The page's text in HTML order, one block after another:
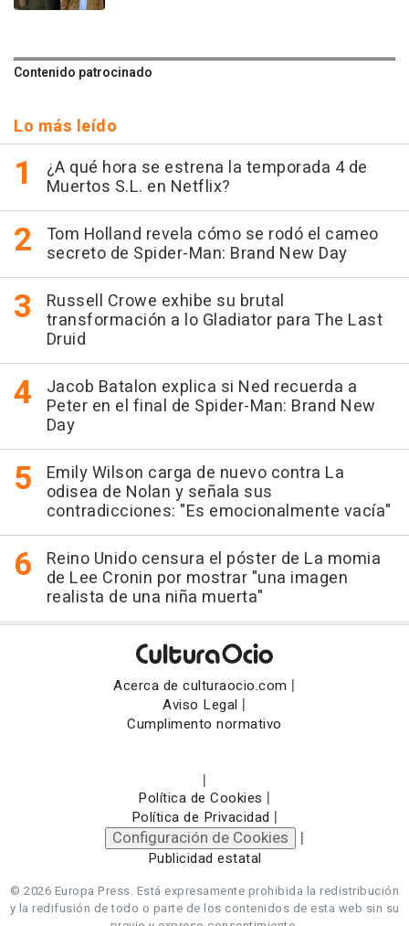
Contenido patrocinado
Lo más leído
¿A qué hora se estrena la temporada 4 de
Muertos S.L. en Netflix?
Tom Holland revela cómo se rodó el cameo
secreto de Spider-Man: Brand New Day
Russell Crowe exhibe su brutal
transformación a lo Gladiator para The Last
Druid
Jacob Batalon explica si Ned recuerda a
Peter en el final de Spider-Man: Brand New
Day
Emily Wilson carga de nuevo contra La
odisea de Nolan y señala sus
contradicciones: "Es emocionalmente vacía"
Reino Unido censura el póster de La momia
de Lee Cronin por mostrar "una imagen
realista de una niña muerta"
Acerca de culturaocio.com |
Aviso Legal |
Cumplimento normativo
|
Política de Cookies |
Política de Privacidad |
Configuración de Cookies |
Publicidad estatal
© 2026 Europa Press. Está expresamente prohibida la redistribución
y la redifusión de todo o parte de los contenidos de esta web sin su